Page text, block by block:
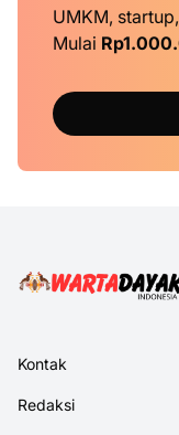
UMKM,
Mulai
Kontak
Redaksi